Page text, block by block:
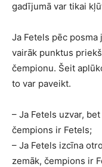
gadījumā var tikai
Ja Fetels pēc posma
vairāk punktus
čempionu. Šeit
to var paveikt.
– Ja Fetels uzvar,
čempions ir Fetels;
– Ja Fetels izcīna
zemāk, čempions ir